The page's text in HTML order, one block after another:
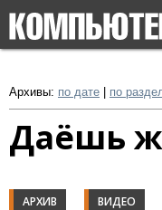
Архивы: по дате по
Даёшь
АРХИВ ВИДЕО